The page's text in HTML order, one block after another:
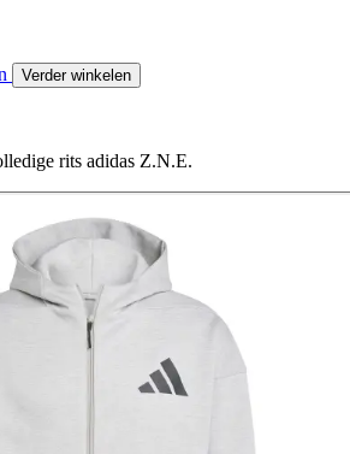
Verder winkelen
rits adidas Z.N.E.